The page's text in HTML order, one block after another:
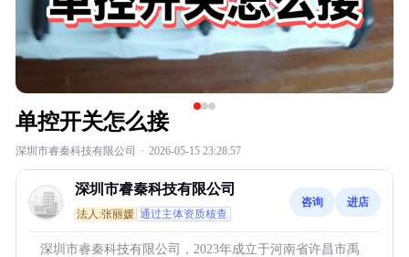
单控开关怎么接
深圳市睿秦科技有限公司 · 2026-05-15 23:28:57
深圳市睿秦科技有限公司
法人:张丽媛 通过主体资质核查
咨询 进店
深圳市睿秦科技有限公司，2023年成立于河南省许昌市禹